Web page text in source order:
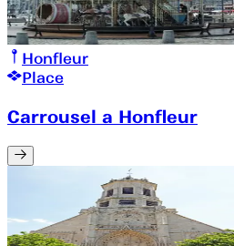
Honfleur
Place
Carrousel a Honfleur